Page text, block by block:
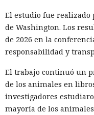
El estudio fue realizado
de Washington. Los
de 2026 en la
responsabilidad y
El trabajo continuó un
de los animales en
investigadores
mayoría de los